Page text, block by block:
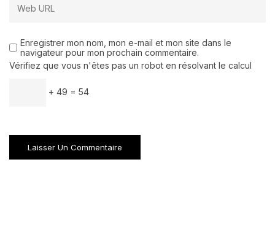
Enregistrer mon nom, mon e-mail et mon site dans le
navigateur pour mon prochain commentaire.
Vérifiez que vous n'êtes pas un robot en résolvant le calcul
+ 49 = 54